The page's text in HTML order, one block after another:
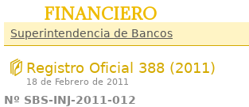
financiero
Superintendencia de Bancos
Registro Oficial 388 (2011)
18 de Febrero de 2011
Nº SBS-INJ-2011-012